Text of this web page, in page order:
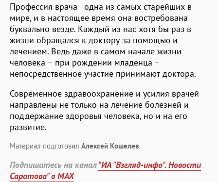
Профессия врача - одна из самых старейших в
мире, и в настоящее время она востребована
буквально везде. Каждый из нас хотя бы раз в
жизни обращался к доктору за помощью и
лечением. Ведь даже в самом начале жизни
человека – при рождении младенца –
непосредственное участие принимают доктора.
Современное здравоохранение и усилия врачей
направлены не только на лечение болезней и
поддержание здоровья человека, но и на его
развитие.
Материал подготовил Алексей Кошелев
Подпишитесь на канал"ИА "Взгляд-инфо". Новости
Саратова" в MAX